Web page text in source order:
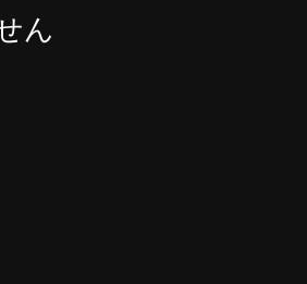
ん